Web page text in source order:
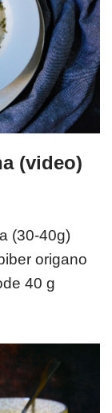
(video)
(30-40g)
origano
40 g